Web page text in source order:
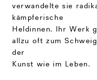
verwandelte sie
kämpferische
Heldinnen. Ihr Werk
allzu oft zum
der
Kunst wie im Leben.